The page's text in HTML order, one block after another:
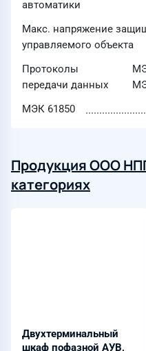
автоматики
Макс. напряжение
управляемого объекта
Протоколы
передачи данных
МЭК 61850
Продукция ООО
категориях
Двухтерминальный
шкаф пофазной АУВ,